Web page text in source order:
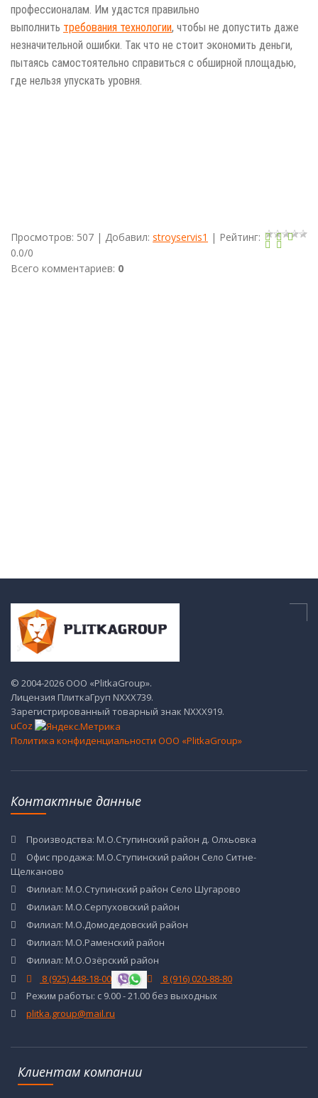
профессионалам. Им удастся правильно
выполнить требования технологии, чтобы не допустить даже
незначительной ошибки. Так что не стоит экономить деньги,
пытаясь самостоятельно справиться с обширной площадью,
где нельзя упускать уровня.
Просмотров: 507 | Добавил: stroyservis1 | Рейтинг:
0.0/0
Всего комментариев: 0
© 2004-2026 ООО «PlitkaGroup».
Лицензия ПлиткаГруп NХХХ739.
Зарегистрированный товарный знак NХХХ919.
uCoz
Политика конфиденциальности ООО «PlitkaGroup»
Контактные данные
Производства: М.О.Ступинский район д. Олхьовка
Офис продажа: М.О.Ступинский район Село Ситне-
Щелканово
Филиал: М.О.Ступинский район Село Шугарово
Филиал: М.О.Серпуховский район
Филиал: М.О.Домодедовский район
Филиал: М.О.Раменский район
Филиал: М.О.Озёрский район
8 (925) 448-18-00
8 (916) 020-88-80
Режим работы: с 9.00 - 21.00 без выходных
plitka.group@mail.ru
Клиентам компании